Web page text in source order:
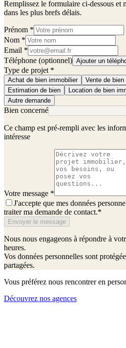
Remplissez le formulaire ci-dessous et
dans les plus brefs délais.
Prénom *
Nom *
Email *
Téléphone (optionnel) Ajouter un
Type de projet *
Achat de bien immobilier
Vente de
Estimation de bien
Location de bien
Autre demande
Bien concerné
Ce champ est pré-rempli avec les
intéresse
Votre message *
J'accepte que mes données
traiter ma demande de contact.*
Envoyer le message
Nous nous engageons à répondre à
heures.
Vos données personnelles sont
partagées.
Vous préférez nous rencontrer en
Découvrez nos agences